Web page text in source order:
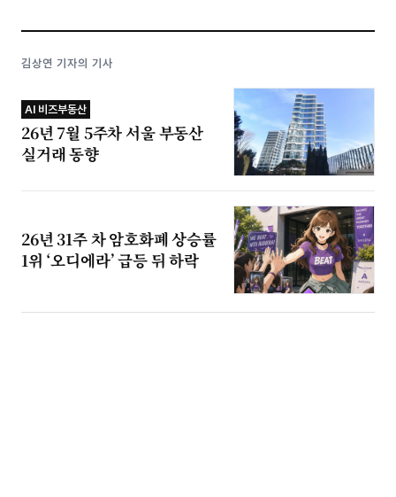
김상연 기자의 기사
AI 비즈부동산
26년 7월 5주차 서울 부동산
실거래 동향
26년 31주 차 암호화폐 상승률
1위 ‘오디에라’ 급등 뒤 하락